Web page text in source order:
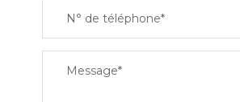
N° de téléphone*
Message*